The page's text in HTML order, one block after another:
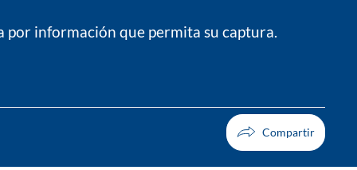
por información que permita su captura.